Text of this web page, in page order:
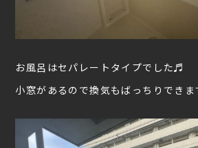
お風呂はセパレートタイプでした♬
小窓があるので換気もばっちりできま